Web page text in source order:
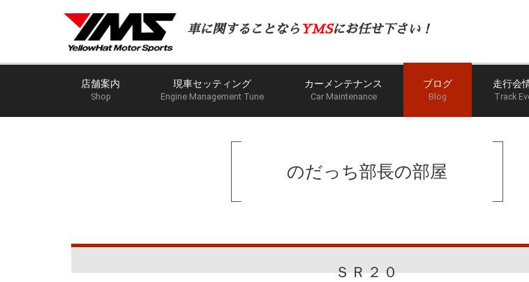
車に関することなら YMSにお任せ下さい！
店舗案内
Shop
現車セッティング
Engine Management Tune
カーメンテナンス
Car Maintenance
ブログ
Blog
走行会
Track
のだっち部長の部屋
ＳＲ２０